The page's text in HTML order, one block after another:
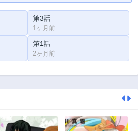
第3話
1ヶ月前
第1話
2ヶ月前